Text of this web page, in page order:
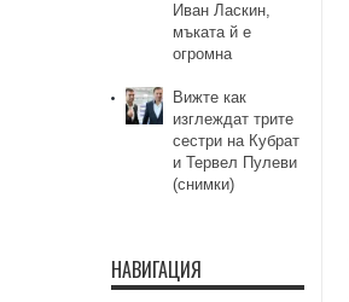
Иван Ласкин,
мъката й е
огромна
Вижте как
изглеждат трите
сестри на Кубрат
и Тервел Пулеви
(снимки)
НАВИГАЦИЯ